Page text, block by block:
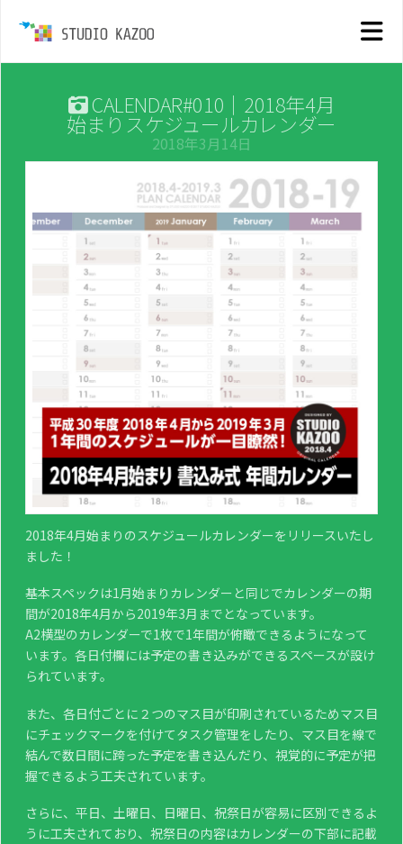
CALENDAR#010｜2018年4月
始まりスケジュールカレンダー
2018年3月14日
2018年4月始まりのスケジュールカレンダーをリリースいたし
ました！
基本スペックは1月始まりカレンダーと同じでカレンダーの期
間が2018年4月から2019年3月までとなっています。
A2横型のカレンダーで1枚で1年間が俯瞰できるようになって
います。各日付欄には予定の書き込みができるスペースが設け
られています。
また、各日付ごとに２つのマス目が印刷されているためマス目
にチェックマークを付けてタスク管理をしたり、マス目を線で
結んで数日間に跨った予定を書き込んだり、視覚的に予定が把
握できるよう工夫されています。
さらに、平日、土曜日、日曜日、祝祭日が容易に区別できるよ
うに工夫されており、祝祭日の内容はカレンダーの下部に記載